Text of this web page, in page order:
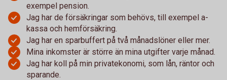
exempel pension.
Jag har de försäkringar som behövs, till exempel a-
kassa och hemförsäkring.
Jag har en sparbuffert på två månadslöner eller mer.
Mina inkomster är större än mina utgifter varje månad.
Jag har koll på min privatekonomi, som lån, räntor och
sparande.